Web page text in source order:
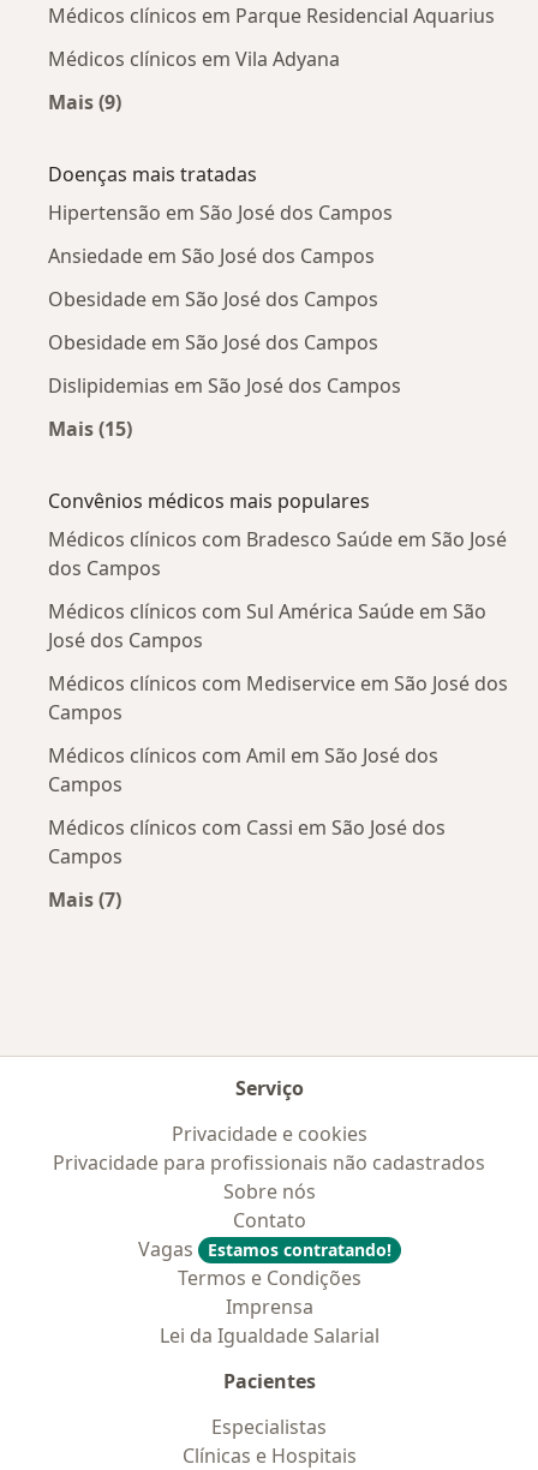
Médicos clínicos em Parque Residencial Aquarius
Médicos clínicos em Vila Adyana
Mais (9)
Doenças mais tratadas
Hipertensão em São José dos Campos
Ansiedade em São José dos Campos
Obesidade em São José dos Campos
Obesidade em São José dos Campos
Dislipidemias em São José dos Campos
Mais (15)
Convênios médicos mais populares
Médicos clínicos com Bradesco Saúde em São José
dos Campos
Médicos clínicos com Sul América Saúde em São
José dos Campos
Médicos clínicos com Mediservice em São José dos
Campos
Médicos clínicos com Amil em São José dos
Campos
Médicos clínicos com Cassi em São José dos
Campos
Mais (7)
Serviço
Privacidade e cookies
Privacidade para profissionais não cadastrados
Sobre nós
Contato
Vagas
Estamos contratando!
Termos e Condições
Imprensa
Lei da Igualdade Salarial
Pacientes
Especialistas
Clínicas e Hospitais